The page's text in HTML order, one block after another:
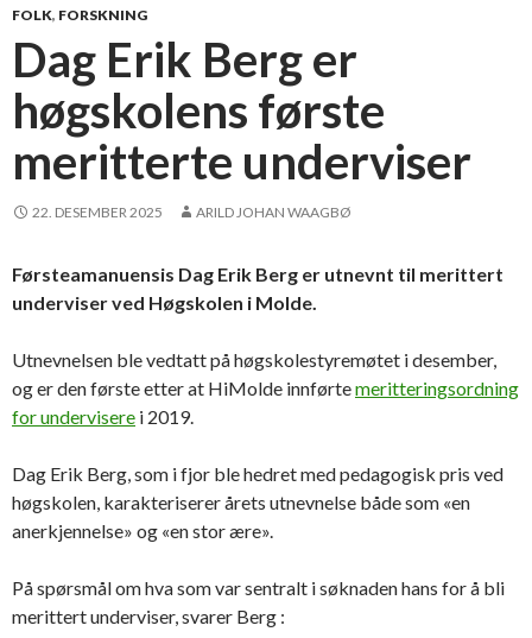
FOLK, FORSKNING
Dag Erik Berg er
høgskolens første
meritterte underviser
22. DESEMBER 2025 ARILD JOHAN WAAGBØ
Førsteamanuensis Dag Erik Berg er utnevnt til merittert
underviser ved Høgskolen i Molde.
Utnevnelsen ble vedtatt på høgskolestyremøtet i desember,
og er den første etter at HiMolde innførtemeritteringsordning
for undervisere i 2019.
Dag Erik Berg, som i fjor ble hedret med pedagogisk pris ved
høgskolen, karakteriserer årets utnevnelse både som «en
anerkjennelse» og «en stor ære».
På spørsmål om hva som var sentralt i søknaden hans for å bli
merittert underviser, svarer Berg :